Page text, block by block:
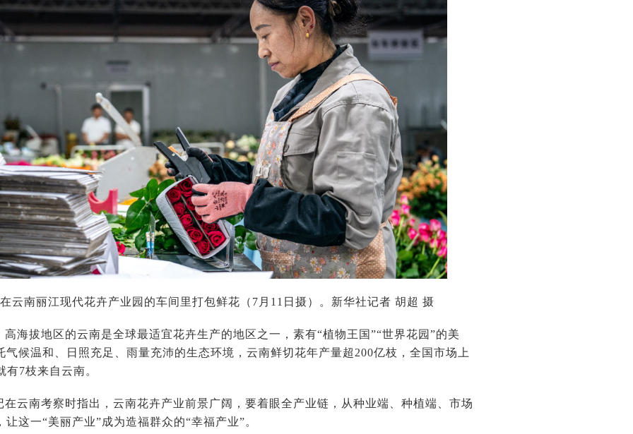
云南丽江现代花卉产业园的车间里打包鲜花（7月11日摄）。新华社记者 胡超 摄
高海拔地区的云南是全球最适宜花卉生产的地区之一，素有“植物王国”“世界花园”的美
气候温和、日照充足、雨量充沛的生态环境，云南鲜切花年产量超200亿枝，全国市场上
有7枝来自云南。
在云南考察时指出，云南花卉产业前景广阔，要着眼全产业链，从种业端、种植端、市场
这一“美丽产业”成为造福群众的“幸福产业”。